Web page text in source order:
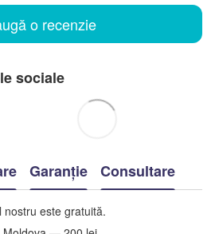
o recenzie
sociale
Garanție Consultare
nostru este gratuită.